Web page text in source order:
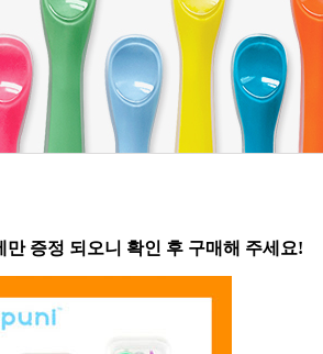
증정 되오니 확인 후 구매해 주세요!